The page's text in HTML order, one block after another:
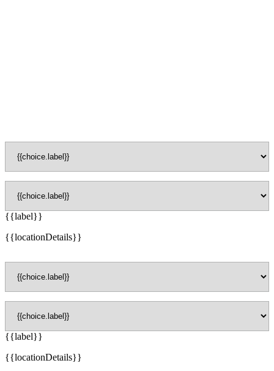
{{label}}
{{locationDetails}}
{{label}}
{{locationDetails}}